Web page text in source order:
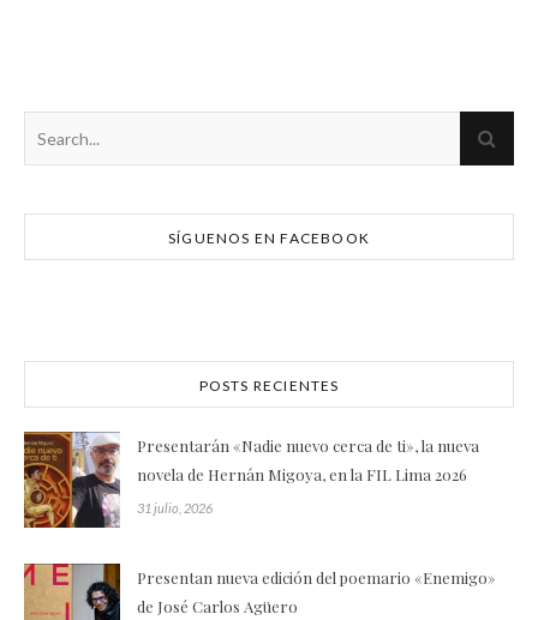
SÍGUENOS EN FACEBOOK
POSTS RECIENTES
Presentarán «Nadie nuevo cerca de ti», la nueva
novela de Hernán Migoya, en la FIL Lima 2026
31 julio, 2026
Presentan nueva edición del poemario «Enemigo»
de José Carlos Agüero